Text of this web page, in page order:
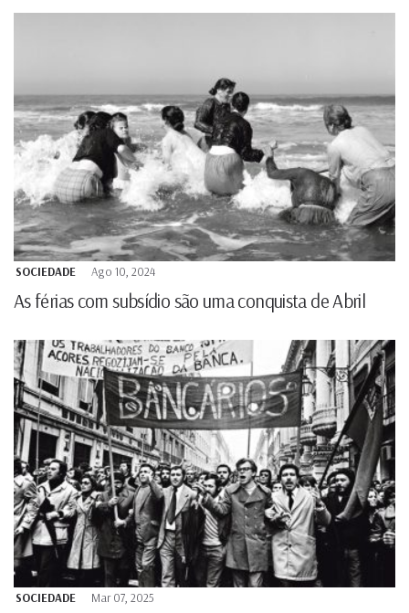
SOCIEDADE Ago 10, 2024
As férias com subsídio são uma conquista de Abril
SOCIEDADE Mar 07, 2025